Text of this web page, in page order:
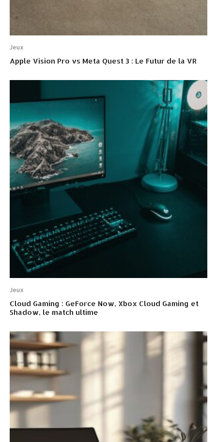
Jeux
Apple Vision Pro vs Meta Quest 3 : Le Futur de la VR
Jeux
Cloud Gaming : GeForce Now, Xbox Cloud Gaming et
Shadow, le match ultime